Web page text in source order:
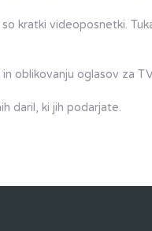
kratki videoposnetki.
oblikovanju oglasov za
daril, ki jih podarjate.